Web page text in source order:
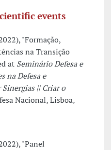
events
"Formação,
na Transição
at Seminário Defesa e
na Defesa e
|| Criar o
Nacional, Lisboa,
"Panel